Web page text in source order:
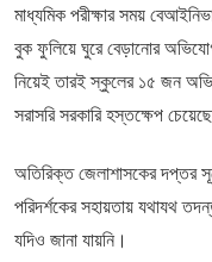
মাধ্যমিক পরীক্ষার সময়
বুক ফুলিয়ে ঘুরে বেড়ানোর
নিয়েই তারই স্কুলের ১৫ জন
সরাসরি সরকারি হস্তক্ষেপ
অতিরিক্ত জেলাশাসকের দপ্তর
পরিদর্শকের সহায়তায় যথাযথ
যদিও জানা যায়নি।